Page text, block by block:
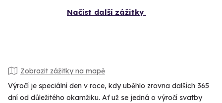
Načíst další zážitky
Zobrazit zážitky na mapě
Výročí je speciální den v roce, kdy uběhlo zrovna dalších 365
dní od důležitého okamžiku. Ať už se jedná o výročí svatby